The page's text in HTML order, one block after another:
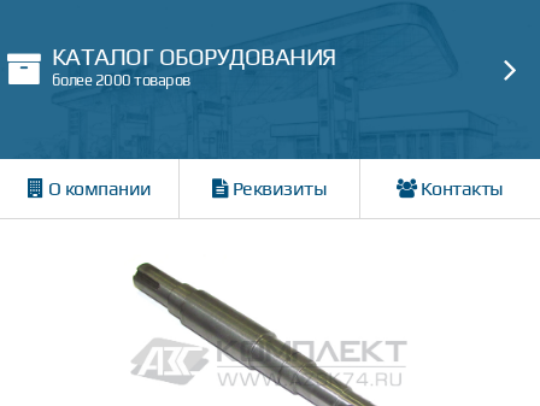
КАТАЛОГ ОБОРУДОВАНИЯ
более 2000 товаров
О компании Реквизиты Контакты